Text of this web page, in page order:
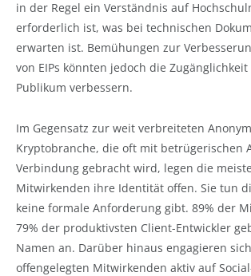
in der Regel ein Verständnis auf
erforderlich ist, was bei technischen
erwarten ist. Bemühungen zur
von EIPs könnten jedoch die
Publikum verbessern.
Im Gegensatz zur weit verbreiteten
Kryptobranche, die oft mit betrügerischen
Verbindung gebracht wird, legen die
Mitwirkenden ihre Identität offen. Sie tun
keine formale Anforderung gibt. 89% der
79% der produktivsten Client-Entwickler
Namen an. Darüber hinaus engagieren
offengelegten Mitwirkenden aktiv auf